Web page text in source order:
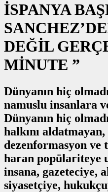
İSPANYA
DEĞİL
MİNUTE ”
Dünyanın hiç
namuslu insanlara
Dünyanın hiç
halkını
dezenformasyon
haran popülariteye
insana, gazeteciye,
siyasetçiye,